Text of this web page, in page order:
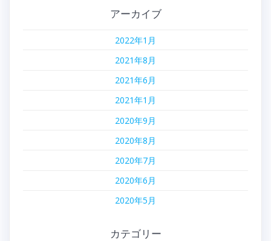
アーカイブ
2022年1月
2021年8月
2021年6月
2021年1月
2020年9月
2020年8月
2020年7月
2020年6月
2020年5月
カテゴリー